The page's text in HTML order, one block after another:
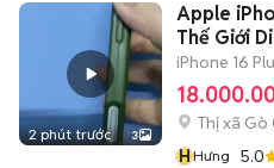
2 phút trước 3
Apple
Thế Giới
iPhone 16
Thị xã Gò
HHưng 5.0